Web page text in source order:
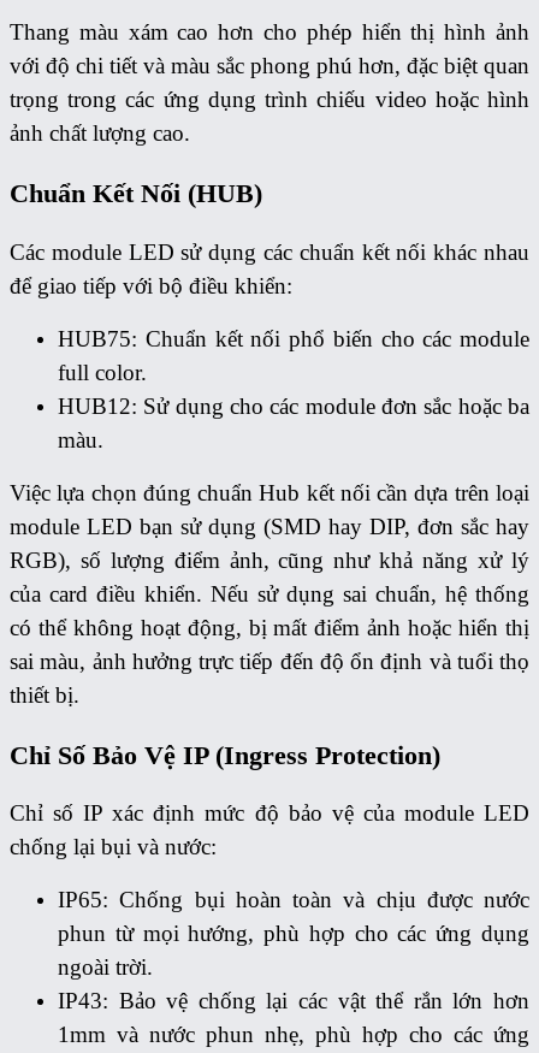
Thang màu xám cao hơn cho phép hiển thị hình ảnh
với độ chi tiết và màu sắc phong phú hơn, đặc biệt quan
trọng trong các ứng dụng trình chiếu video hoặc hình
ảnh chất lượng cao.
Chuẩn Kết Nối (HUB)
Các module LED sử dụng các chuẩn kết nối khác nhau
để giao tiếp với bộ điều khiển:
HUB75: Chuẩn kết nối phổ biến cho các module
full color.
HUB12: Sử dụng cho các module đơn sắc hoặc ba
màu.
Việc lựa chọn đúng chuẩn Hub kết nối cần dựa trên loại
module LED bạn sử dụng (SMD hay DIP, đơn sắc hay
RGB), số lượng điểm ảnh, cũng như khả năng xử lý
của card điều khiển. Nếu sử dụng sai chuẩn, hệ thống
có thể không hoạt động, bị mất điểm ảnh hoặc hiển thị
sai màu, ảnh hưởng trực tiếp đến độ ổn định và tuổi thọ
thiết bị.
Chỉ Số Bảo Vệ IP (Ingress Protection)
Chỉ số IP xác định mức độ bảo vệ của module LED
chống lại bụi và nước:
IP65: Chống bụi hoàn toàn và chịu được nước
phun từ mọi hướng, phù hợp cho các ứng dụng
ngoài trời.
IP43: Bảo vệ chống lại các vật thể rắn lớn hơn
1mm và nước phun nhẹ, phù hợp cho các ứng